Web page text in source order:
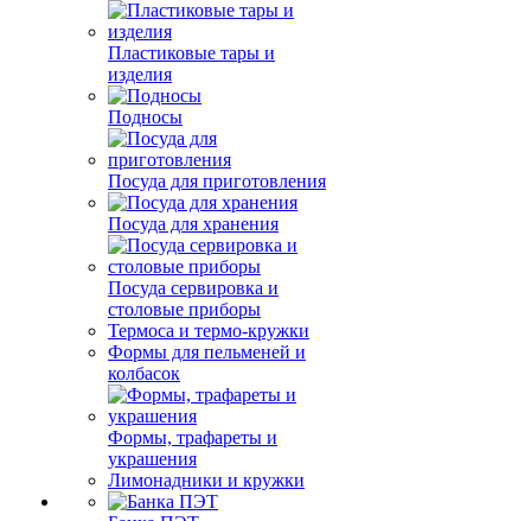
Пластиковые тары и
изделия
Подносы
Посуда для приготовления
Посуда для хранения
Посуда сервировка и
столовые приборы
Термоса и термо-кружки
Формы для пельменей и
колбасок
Формы, трафареты и
украшения
Лимонадники и кружки